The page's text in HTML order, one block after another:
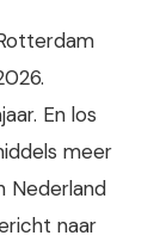
En los
meer
Nederland
naar